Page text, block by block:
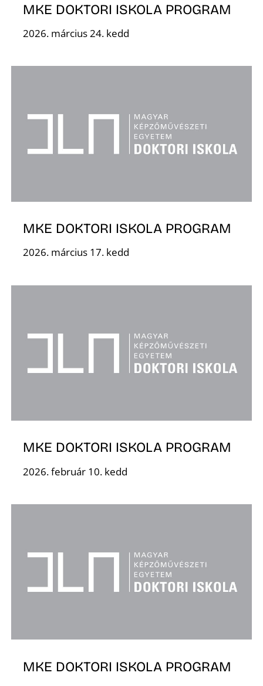
MKE DOKTORI ISKOLA PROGRAM
2026. március 24. kedd
MKE DOKTORI ISKOLA PROGRAM
2026. március 17. kedd
MKE DOKTORI ISKOLA PROGRAM
2026. február 10. kedd
MKE DOKTORI ISKOLA PROGRAM